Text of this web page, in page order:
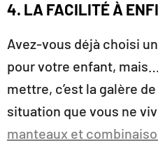
4. LA FACILITÉ À
Avez-vous déjà choisi
pour votre enfant,
mettre, c’est la galère
situation que vous ne
manteaux et